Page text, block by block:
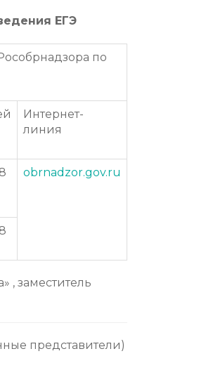
ЕГЭ
по
Интернет-
линия
obrnadzor.gov.ru
, заместитель
представители)